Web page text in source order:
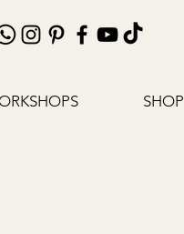
SHOP